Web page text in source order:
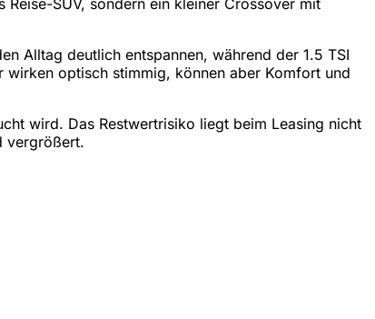
Alltag deutlich entspannen, während der 1.5 TSI
optisch stimmig, können aber Komfort und
wird. Das Restwertrisiko liegt beim Leasing nicht
vergrößert.